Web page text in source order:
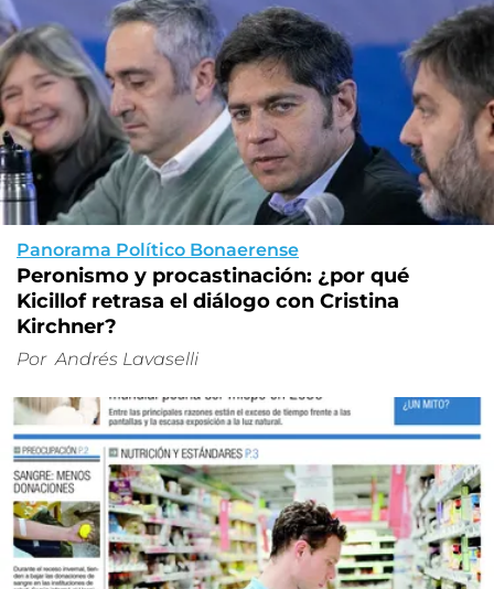
Panorama Político Bonaerense
Peronismo y procastinación: ¿por qué
Kicillof retrasa el diálogo con Cristina
Kirchner?
Por Andrés Lavaselli